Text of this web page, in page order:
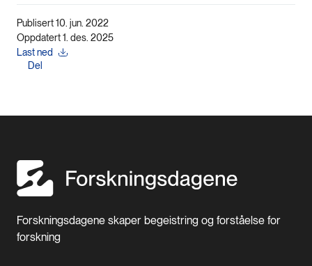
Publisert 10. jun. 2022
Oppdatert 1. des. 2025
Last ned
Del
Forskningsdagene skaper begeistring og forståelse for
forskning